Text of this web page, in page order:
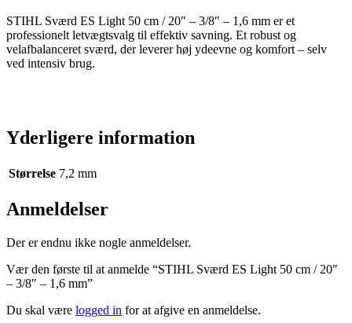
STIHL Sværd ES Light 50 cm / 20″ – 3/8″ – 1,6 mm er et
professionelt letvægtsvalg til effektiv savning. Et robust og
velafbalanceret sværd, der leverer høj ydeevne og komfort – selv
ved intensiv brug.
Yderligere information
Størrelse 7,2 mm
Anmeldelser
Der er endnu ikke nogle anmeldelser.
Vær den første til at anmelde “STIHL Sværd ES Light 50 cm / 20″
– 3/8″ – 1,6 mm”
Du skal være logged in for at afgive en anmeldelse.